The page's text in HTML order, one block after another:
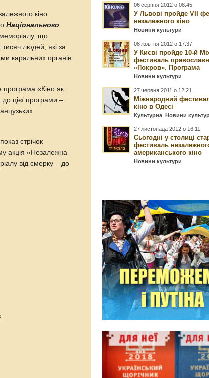
кіно
Національного
меморіалу, що
тисяч людей, які за
каральних органів
програма «Кіно як
цієї програми –
стрічок
акція «Незалежна
від смерку – до
06 серпня 2012 о 08:45
У Львові пройде VII
незалежного кіно
Новини культури
08 жовтня 2012 о 17:37
У Києві пройде 10-й
фестиваль
«Покров». Програма
Новини культури
27 червня 2011 о 12:21
Міжнародний
кіно в Одесі
Культурна ,Новини
27 листопада 2012 о 16:11
Сьогодні у столиці
фестиваль
американського кіно
Новини культури